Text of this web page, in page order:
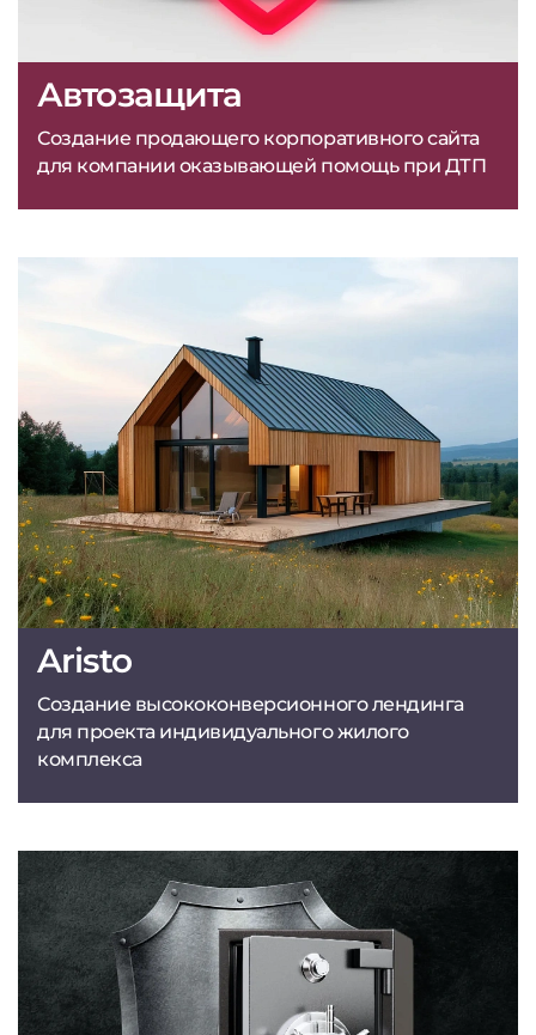
Автозащита
Создание продающего корпоративного сайта
для компании оказывающей помощь при ДТП
Aristo
Создание высококонверсионного лендинга
для проекта индивидуального жилого
комплекса